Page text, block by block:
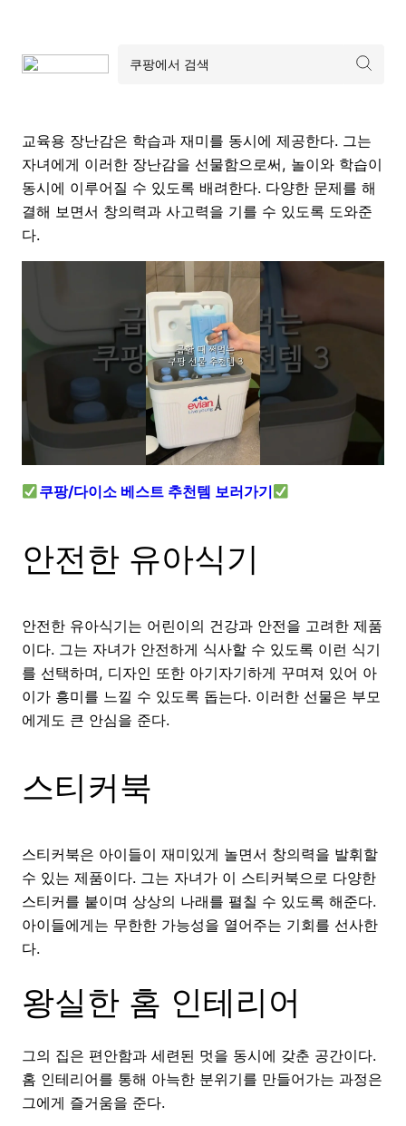
교육용 장난감은 학습과 재미를 동시에 제공한다. 그는
자녀에게 이러한 장난감을 선물함으로써, 놀이와 학습이
동시에 이루어질 수 있도록 배려한다. 다양한 문제를 해
결해 보면서 창의력과 사고력을 기를 수 있도록 도와준
다.
쿠팡/다이소 베스트 추천템 보러가기
안전한 유아식기
안전한 유아식기는 어린이의 건강과 안전을 고려한 제품
이다. 그는 자녀가 안전하게 식사할 수 있도록 이런 식기
를 선택하며, 디자인 또한 아기자기하게 꾸며져 있어 아
이가 흥미를 느낄 수 있도록 돕는다. 이러한 선물은 부모
에게도 큰 안심을 준다.
스티커북
스티커북은 아이들이 재미있게 놀면서 창의력을 발휘할
수 있는 제품이다. 그는 자녀가 이 스티커북으로 다양한
스티커를 붙이며 상상의 나래를 펼칠 수 있도록 해준다.
아이들에게는 무한한 가능성을 열어주는 기회를 선사한
다.
왕실한 홈 인테리어
그의 집은 편안함과 세련된 멋을 동시에 갖춘 공간이다.
홈 인테리어를 통해 아늑한 분위기를 만들어가는 과정은
그에게 즐거움을 준다.